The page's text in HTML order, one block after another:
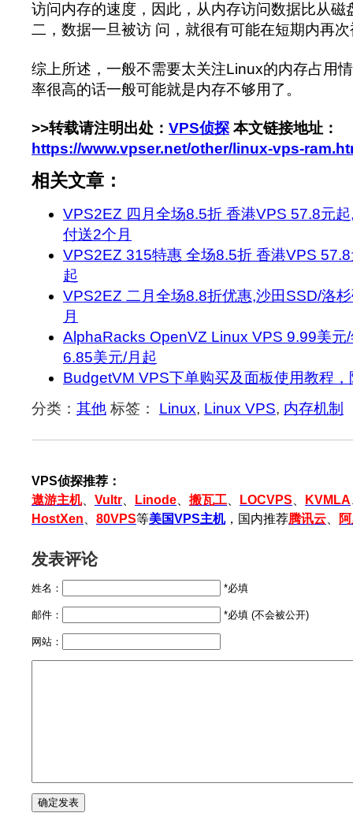
访问内存的速度，因此，从内存访问数据比从磁
二，数据一旦被访 问，就很有可能在短期内再
综上所述，一般不需要太关注Linux的内存占用
率很高的话一般可能就是内存不够用了。
>>转载请注明出处： VPS侦探 本文链接地址：
https://www.vpser.net/other/linux-vps-
相关文章：
VPS2EZ 四月全场8.5折 香港VPS 57.8元
付送2个月
VPS2EZ 315特惠 全场8.5折 香港VPS
起
VPS2EZ 二月全场8.8折优惠,沙田SSD/洛
月
AlphaRacks OpenVZ Linux VPS 9.99美元
6.85美元/月起
BudgetVM VPS下单购买及面板使用教程
分类： 其他 标签： Linux, Linux VPS, 内存机制
VPS侦探推荐：
遨游主机、 Vultr Linode 搬瓦工 LOCVPS KVMLA
HostXen
80VPS等美国VPS主机，国内推荐腾讯云
发表评论
姓名： *必填
邮件： *必填 (不会被公开)
网站：